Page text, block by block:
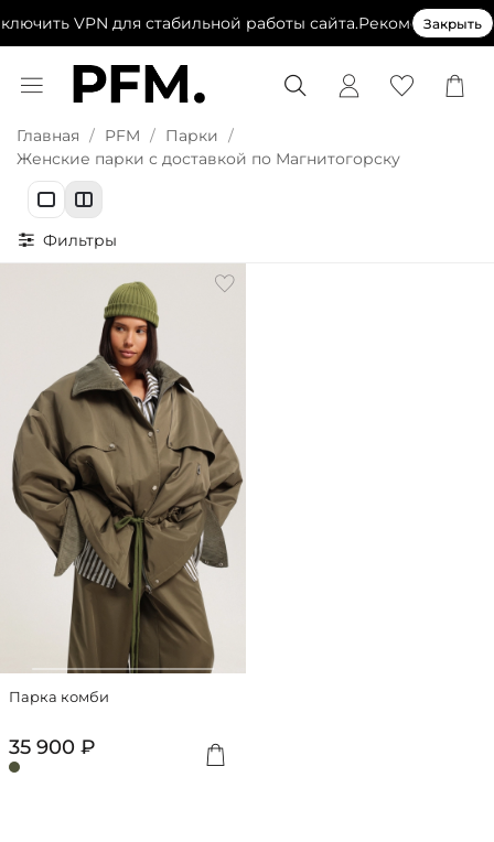
VPN для стабильной работы сайта.Рекомендуем
Закрыть
Главная PFM
Парки
Женские парки с доставкой по Магнитогорску
Фильтры
Парка комби
35 900 ₽